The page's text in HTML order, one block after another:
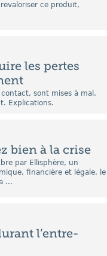
ce produit,
les pertes
contact, sont mises à mal.
Explications.
bien à la crise
par Ellisphère, un
financière et légale, le
...
l’entre-